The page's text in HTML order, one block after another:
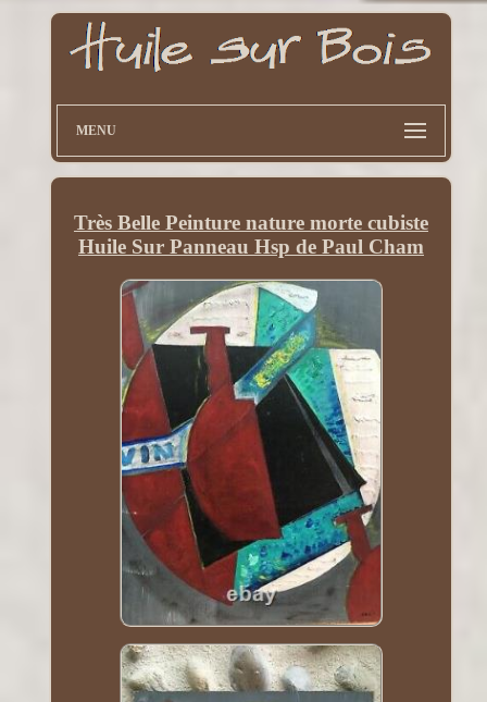
MENU
Très Belle Peinture nature morte cubiste
Huile Sur Panneau Hsp de Paul Cham